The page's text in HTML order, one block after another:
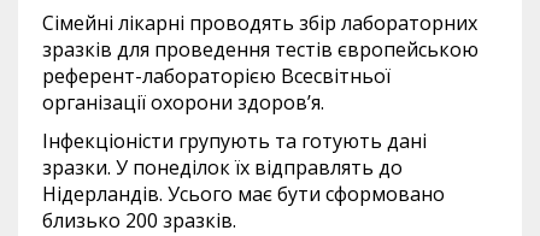
Сімейні лікарні проводять збір лабораторних
зразків для проведення тестів європейською
референт-лабораторією Всесвітньої
організації охорони здоров’я.
Інфекціоністи групують та готують дані
зразки. У понеділок їх відправлять до
Нідерландів. Усього має бути сформовано
близько 200 зразків.